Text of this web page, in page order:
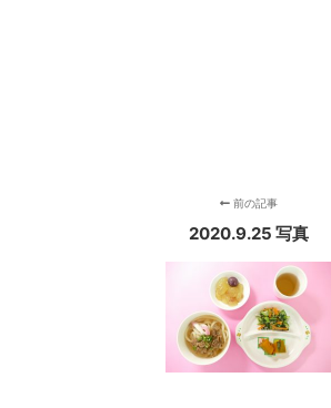
前の記事
2020.9.25 写真